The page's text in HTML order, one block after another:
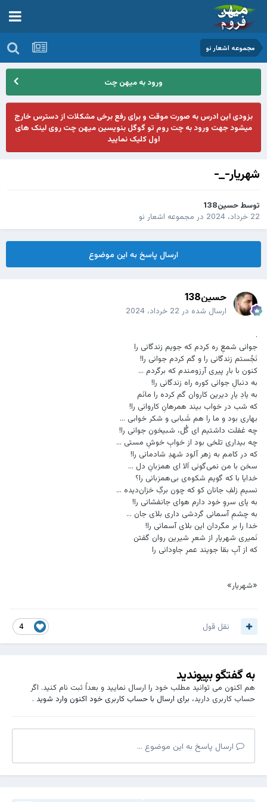
مجموعه اشعار نو
ورود به میهن چت
بزودی این ادرس به صورت موقت و برای رفع برخی مشکلات از دسترس خارج
میشود جهت ورود به چت روم تو گوگل بنویسین میهن چت روی لینک های
اول کلیک نمایید
شهریار-_-
توسط حسین138
22 خرداد، 2024
در مجموعه اشعار نو
ارسال پاسخ به این موضوع
حسین138
ارسال شده در 22 خرداد، 2024
جوانی شمعِ ره کردم که جویم زندگانی را
نَجُستم زندگانی را و گم کردم جوانی را!
کنون با بارِ پیری آرزومندم که برگردم ...
به دنبالِ جوانی کوره راه زندگانی را!
به یادِ یارِ دیرین کاروان گم کرده را مانَم
که شب در خواب بیند همرهانِ کاروانی را!
بهاری بود و ما را هم شَبابی و شکر خوابی ...
چه غفلت داشتیم ای گُل، شبیخون جوانی را!
چه بیداری تلخی بود از خوابِ خوشِ مستی ...
که در کامم به زهر آلود شهدِ شادمانی را!
سخن با من نمی‌گوئی اَلا ای همزبانِ دل ...
خدایا با که گویم شکوه‌ی بی‌همزبانی را؟
نسیمِ زلفِ جانان کو که چون برگِ خزان‌دیده ...
به پای سروِ خود دارم هوای جانفشانی را!
به چشمِ آسمانی گردشی داری بلای جان ...
خدا را بر مگردان این بلای آسمانی را!
نَمیری شهریار از شعرِ شیرین روان گفتن
که از آبِ بقا جویند عمرِ جاودانی را
«شهریار»
4 نقل قول
به گفتگو بپیوندید
هم اکنون می توانید مطلب خود را ارسال نمایید و بعداً ثبت نام کنید. اگر
حساب کاربری دارید، برای ارسال با حساب کاربری خود اکنون وارد شوید.
ارسال پاسخ به این موضوع ...